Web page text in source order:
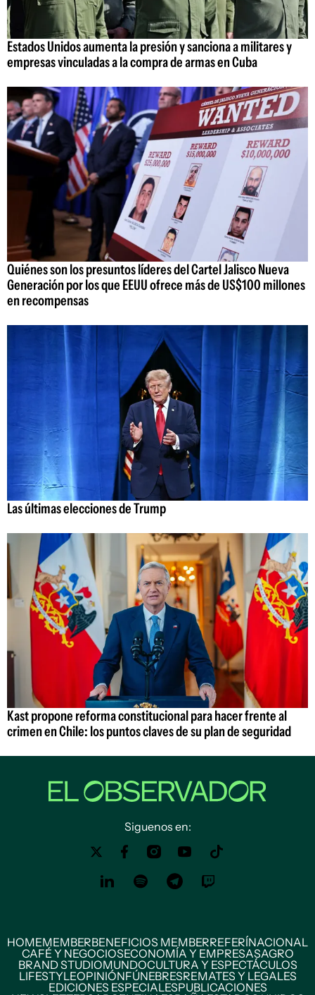
Estados Unidos aumenta la presión y sanciona a militares y
empresas vinculadas a la compra de armas en Cuba
Quiénes son los presuntos líderes del Cartel Jalisco Nueva
Generación por los que EEUU ofrece más de US$100 millones
en recompensas
Las últimas elecciones de Trump
Kast propone reforma constitucional para hacer frente al
crimen en Chile: los puntos claves de su plan de seguridad
Siguenos en:
HOMEMEMBERBENEFICIOS MEMBERREFERÍNACIONAL
CAFÉ Y NEGOCIOSECONOMÍA Y EMPRESASAGRO
BRAND STUDIOMUNDOCULTURA Y ESPECTÁCULOS
LIFESTYLEOPINIÓNFÚNEBRESREMATES Y LEGALES
EDICIONES ESPECIALESPUBLICACIONES